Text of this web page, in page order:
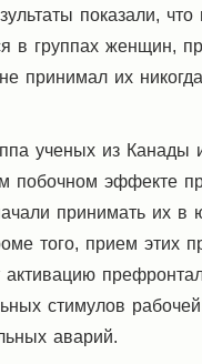
показали,
в группах женщин,
принимал их
ученых из Канады
побочном эффекте
принимать их в
того, прием этих
стимулов
аварий.